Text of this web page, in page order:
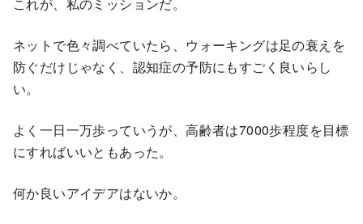
これが、私のミッションだ。
ネットで色々調べていたら、ウォーキングは足の衰えを
防ぐだけじゃなく、認知症の予防にもすごく良いらし
い。
よく一日一万歩っていうが、高齢者は7000歩程度を目標
にすればいいともあった。
何か良いアイデアはないか。